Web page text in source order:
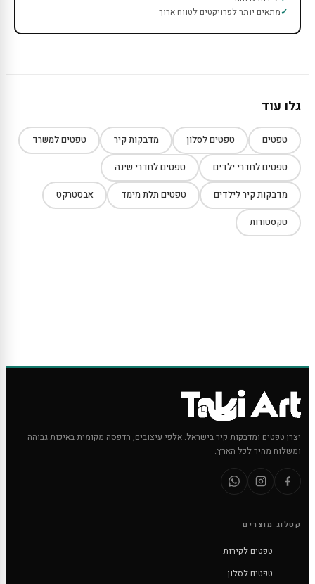
מתאים יותר לפרויקטים לטווח ארוך
גלו עוד
טפטים טפטים לסלון מדבקות קיר טפטים למשרד
טפטים לחדרי ילדים טפטים לחדרי שינה
מדבקות קיר לילדים טפטים תלת מימד אבסטרקט
טקסטורות
יצרן טפטים ומדבקות קיר בישראל. אלפי עיצובים, הדפסה מקומית באיכות גבוהה
ומשלוח מהיר לכל הארץ.
קטלוג מוצרים
טפטים לקירות
טפטים לסלון